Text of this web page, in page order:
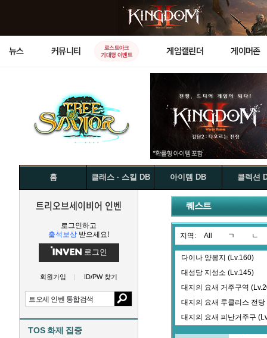
뉴스 커뮤니티
로스트아크
기대평 이벤트
게임캘린더 게이머존
홈 클래스 · 스킬 DB 아이템 DB 콜렉션
트리오브세이비어 인벤
로그인하고
출석보상 받으세요!
로그인
회원가입 ID/PW 찾기
TOS 화제 집중
퀘스트
지역: All ㄱ ㄴ
다이나 양봉지 (Lv.160)
대성당 지성소 (Lv.145)
대지의 요새 거주구역
대지의 요새 루클리스 전당
대지의 요새 피난거주구
대지의 탑 솔미키 구간